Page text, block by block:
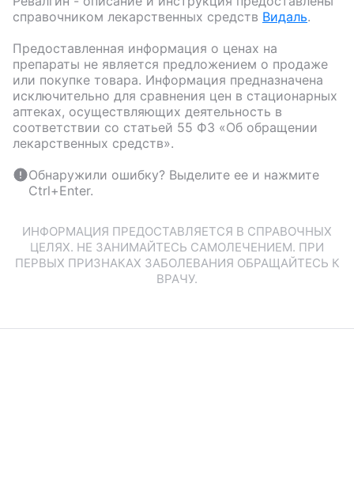
справочником лекарственных средств Видаль.
Предоставленная информация о ценах на
препараты не является предложением о продаже
или покупке товара. Информация предназначена
исключительно для сравнения цен в стационарных
аптеках, осуществляющих деятельность в
соответствии со статьей 55 ФЗ «Об обращении
лекарственных средств».
Обнаружили ошибку? Выделите ее и нажмите
Ctrl+Enter.
ИНФОРМАЦИЯ ПРЕДОСТАВЛЯЕТСЯ В СПРАВОЧНЫХ
ЦЕЛЯХ. НЕ ЗАНИМАЙТЕСЬ САМОЛЕЧЕНИЕМ. ПРИ
ПЕРВЫХ ПРИЗНАКАХ ЗАБОЛЕВАНИЯ ОБРАЩАЙТЕСЬ К
ВРАЧУ.